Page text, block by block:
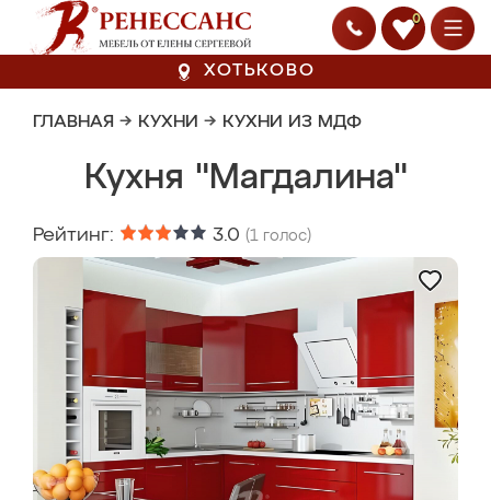
0
ХОТЬКОВО
ГЛАВНАЯ → КУХНИ → КУХНИ ИЗ МДФ
Кухня "Магдалина"
Рейтинг: 3.0 (1 голос)